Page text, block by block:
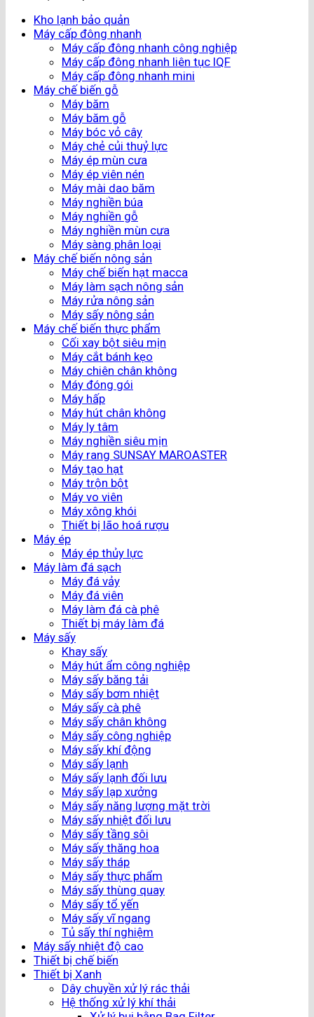
Kho lạnh bảo quản
Máy cấp đông nhanh
Máy cấp đông nhanh công nghiệp
Máy cấp đông nhanh liên tục IQF
Máy cấp đông nhanh mini
Máy chế biến gỗ
Máy băm
Máy băm gỗ
Máy bóc vỏ cây
Máy chẻ củi thuỷ lực
Máy ép mùn cưa
Máy ép viên nén
Máy mài dao băm
Máy nghiền búa
Máy nghiền gỗ
Máy nghiền mùn cưa
Máy sàng phân loại
Máy chế biến nông sản
Máy chế biến hạt macca
Máy làm sạch nông sản
Máy rửa nông sản
Máy sấy nông sản
Máy chế biến thực phẩm
Cối xay bột siêu mịn
Máy cắt bánh kẹo
Máy chiên chân không
Máy đóng gói
Máy hấp
Máy hút chân không
Máy ly tâm
Máy nghiền siêu mịn
Máy rang SUNSAY MAROASTER
Máy tạo hạt
Máy trộn bột
Máy vo viên
Máy xông khói
Thiết bị lão hoá rượu
Máy ép
Máy ép thủy lực
Máy làm đá sạch
Máy đá vảy
Máy đá viên
Máy làm đá cà phê
Thiết bị máy làm đá
Máy sấy
Khay sấy
Máy hút ẩm công nghiệp
Máy sấy băng tải
Máy sấy bơm nhiệt
Máy sấy cà phê
Máy sấy chân không
Máy sấy công nghiệp
Máy sấy khí động
Máy sấy lạnh
Máy sấy lạnh đối lưu
Máy sấy lạp xưởng
Máy sấy năng lượng mặt trời
Máy sấy nhiệt đối lưu
Máy sấy tầng sôi
Máy sấy thăng hoa
Máy sấy tháp
Máy sấy thực phẩm
Máy sấy thùng quay
Máy sấy tổ yến
Máy sấy vĩ ngang
Tủ sấy thí nghiệm
Máy sấy nhiệt độ cao
Thiết bị chế biến
Thiết bị Xanh
Dây chuyền xử lý rác thải
Hệ thống xử lý khí thải